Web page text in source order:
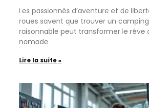
Les passionnés d’aventure et de
roues savent que trouver un
raisonnable peut transformer le rêve
nomade
Lire la suite »